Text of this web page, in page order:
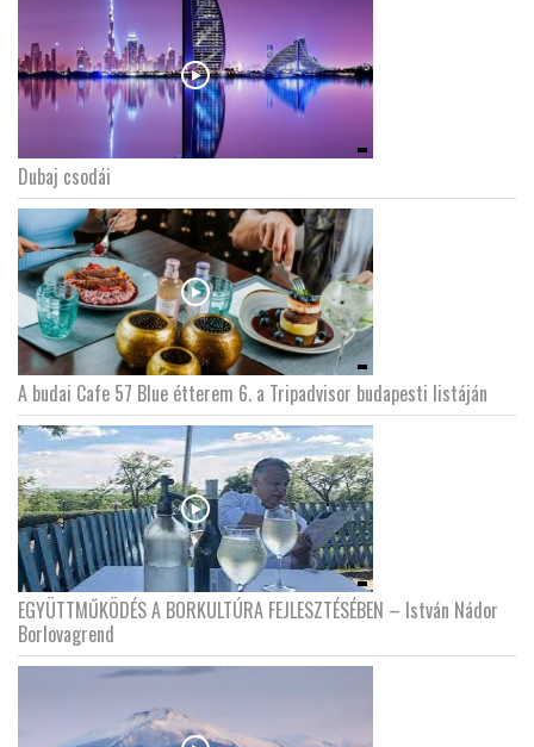
Dubaj csodái
A budai Cafe 57 Blue étterem 6. a Tripadvisor budapesti listáján
EGYÜTTMŰKÖDÉS A BORKULTÚRA FEJLESZTÉSÉBEN – István Nádor
Borlovagrend